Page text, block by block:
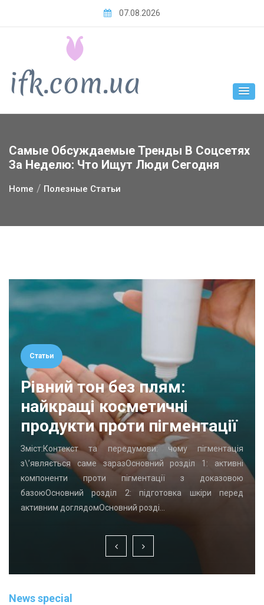
07.08.2026
Самые Обсуждаемые Тренды В Соцсетях
За Неделю: Что Ищут Люди Сегодня
Home Полезные Статьи
Статьи
Рівний тон без плям:
найкращі косметичні
продукти проти пігментації
Зміст:Контекст та передумови: чому пігментація
з\’являється саме заразОсновний розділ 1: активні
компоненти проти пігментації з доказовою
базоюОсновний розділ 2: підготовка шкіри перед
активним доглядомОсновний розді…
News special